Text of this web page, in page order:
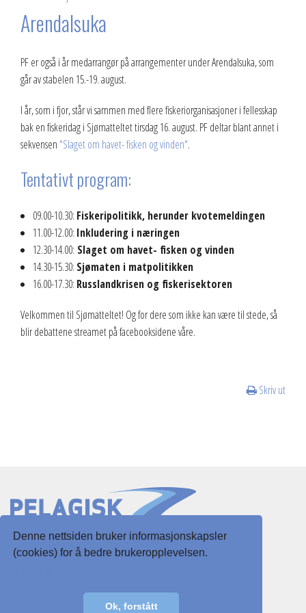
Denne nettsiden bruker informasjonskapsler
(cookies) for å bedre brukeropplevelsen.
Ok, forstått
Arendalsuka
PF er også i år medarrangør på arrangementer under Arendalsuka, som
går av stabelen 15.-19. august.
I år, som i fjor, står vi sammen med flere fiskeriorganisasjoner i fellesskap
bak en fiskeridag i Sjømatteltet tirsdag 16. august. PF deltar blant annet i
sekvensen "Slaget om havet- fisken og vinden".
Tentativt program:
09.00-10.30: Fiskeripolitikk, herunder kvotemeldingen
11.00-12.00: Inkludering i næringen
12.30-14.00: Slaget om havet- fisken og vinden
14.30-15.30: Sjømaten i matpolitikken
16.00-17.30: Russlandkrisen og fiskerisektoren
Velkommen til Sjømatteltet! Og for dere som ikke kan være til stede, så
blir debattene streamet på facebooksidene våre.
Skriv ut
Slottsgaten 3
post@pelagisk.net